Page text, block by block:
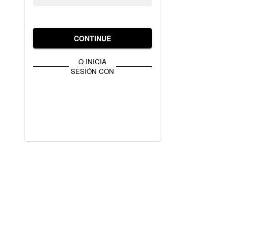
CONTINUE
O INICIA
SESIÓN CON